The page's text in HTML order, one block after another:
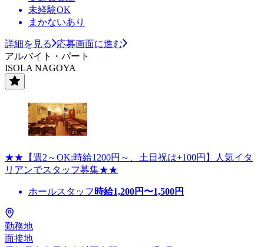
未経験OK
まかないあり
詳細を見る
応募画面に進む
アルバイト・パート
ISOLA NAGOYA
★★【週2～OK:時給1200円～、土日祝は+100円】人気イタ
リアンでスタッフ募集★★
ホールスタッフ 時給1,200円〜1,500円
勤務地
面接地